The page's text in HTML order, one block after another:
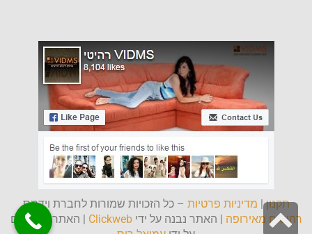
תקנון| מדיניות פרטיות – כל הזכויות שמורות לחברת וידמס
רהיטים מאירופה | האתר נבנה על ידיClickweb | האתר מפורסם
גלילה